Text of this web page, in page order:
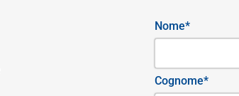
Nome*
Cognome*